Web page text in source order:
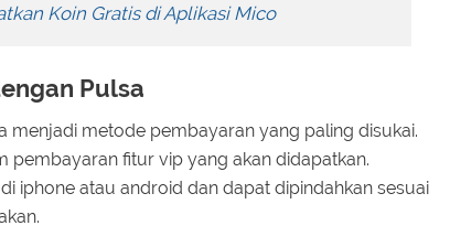
Koin Gratis di Aplikasi Mico
Pulsa
menjadi metode pembayaran yang paling disukai.
pembayaran fitur vip yang akan didapatkan.
iphone atau android dan dapat dipindahkan sesuai